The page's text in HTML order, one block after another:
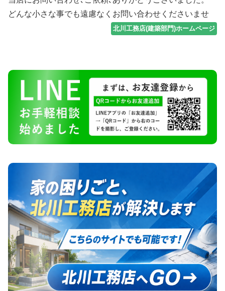
どんな小さな事でも遠慮なくお問い合わせくださいませ
北川工務店(建築部門)ホームページ